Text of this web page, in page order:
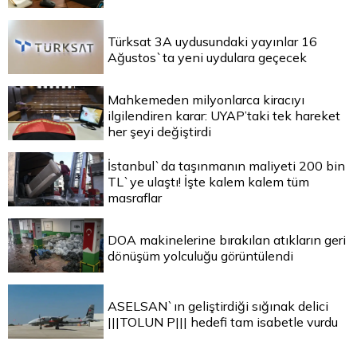
Türksat 3A uydusundaki yayınlar 16
Ağustos`ta yeni uydulara geçecek
Mahkemeden milyonlarca kiracıyı
ilgilendiren karar: UYAP’taki tek hareket
her şeyi değiştirdi
İstanbul`da taşınmanın maliyeti 200 bin
TL`ye ulaştı! İşte kalem kalem tüm
masraflar
DOA makinelerine bırakılan atıkların geri
dönüşüm yolculuğu görüntülendi
ASELSAN`ın geliştirdiği sığınak delici
|||TOLUN P||| hedefi tam isabetle vurdu